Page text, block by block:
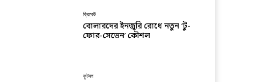
ক্রিকেট
বোলারদের ইনজুরি রোধে নতুন ‘টু-
ফোর-সেভেন’ কৌশল
ফুটবল